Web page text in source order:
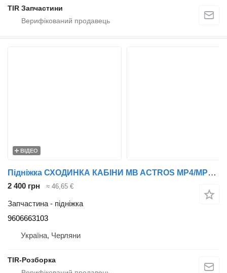
TIR Запчастини
ВІДЕО
Підніжка СХОДИНКА КАБІНИ MB ACTROS MP4/MP5 EURO 6 ЛІВ. 9606663103 до тягача Mercedes-Benz Actros
2 400 грн ≈ 46,65 €
Запчастина - підніжка
9606663103
Україна, Черляни
TIR-Розборка